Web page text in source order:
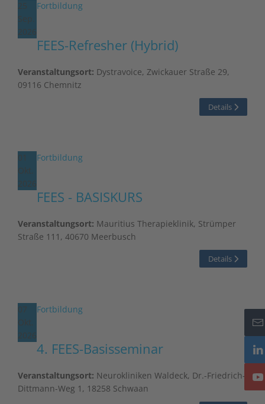
25
Sep.
2026
Fortbildung
FEES-Refresher (Hybrid)
Veranstaltungsort: Dystravoice, Zwickauer Straße 29,
09116 Chemnitz
Details
01
Okt.
2026
Fortbildung
FEES - BASISKURS
Veranstaltungsort: Mauritius Therapieklinik, Strümper
Straße 111, 40670 Meerbusch
Details
07
Okt.
2026
Fortbildung
4. FEES-Basisseminar
Veranstaltungsort: Neurokliniken Waldeck, Dr.-Friedrich-
Dittmann-Weg 1, 18258 Schwaan